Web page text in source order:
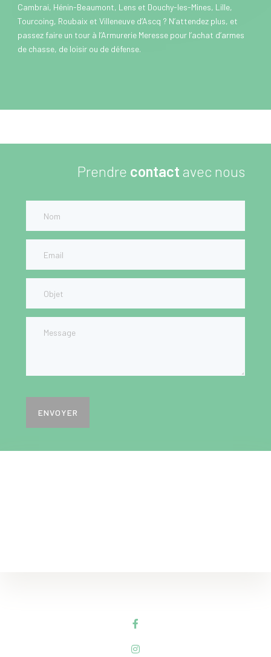
Cambrai, Hénin-Beaumont, Lens et Douchy-les-Mines, Lille,
Tourcoing, Roubaix et Villeneuve d’Ascq ? N’attendez plus, et
passez faire un tour à l’Armurerie Meresse pour l’achat d’armes
de chasse, de loisir ou de défense.
Prendre contact avec nous
ENVOYER